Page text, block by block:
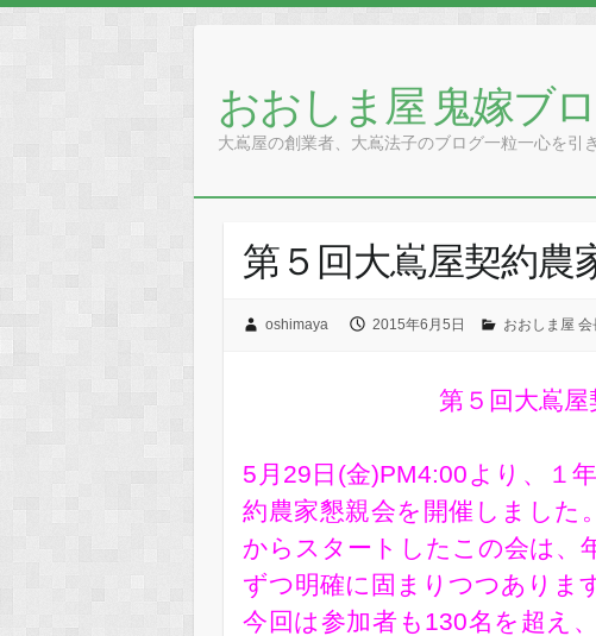
content
おおしま屋 鬼嫁ブ
大嶌屋の創業者、大嶌法子のブログ一粒一心を引
第５回大嶌屋契約農
oshimaya 2015年6月5日 おおしま屋 会
第５回大嶌
5月29日(金)PM4:00より、１
約農家懇親会を開催しました
からスタートしたこの会は、
ずつ明確に固まりつつありま
今回は参加者も130名を超え